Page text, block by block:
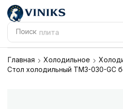
Поиск плита
Главная Холодильное
Стол холодильный TM3-030-GС